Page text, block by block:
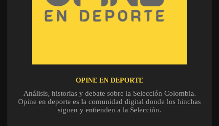
OPINE EN DEPORTE
Análisis, historias y debate sobre la Selección Colombia.
Opine en deporte es la comunidad digital donde los hinchas
siguen y entienden a la Selección.